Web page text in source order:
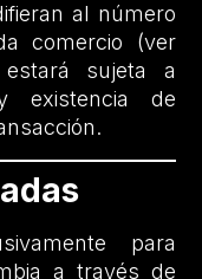
al número
comercio (ver
sujeta a
existencia de
para
a través de